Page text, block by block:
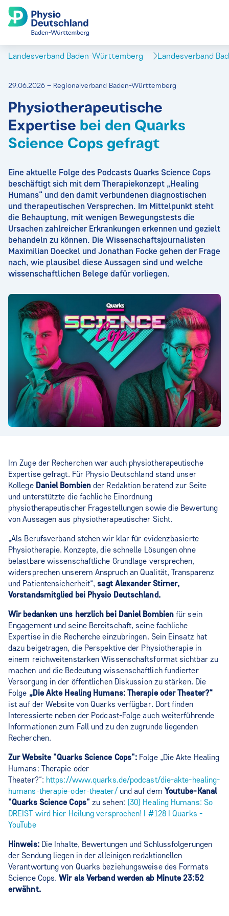
Landesverband Baden-Württemberg Landesverband
29.06.2026 – Regionalverband Baden-Württemberg
Physiotherapeutische
Expertise bei den Quarks
Science Cops gefragt
Eine aktuelle Folge des Podcasts Quarks Science Cops
beschäftigt sich mit dem Therapiekonzept „Healing
Humans“ und den damit verbundenen diagnostischen
und therapeutischen Versprechen. Im Mittelpunkt steht
die Behauptung, mit wenigen Bewegungstests die
Ursachen zahlreicher Erkrankungen erkennen und gezielt
behandeln zu können. Die Wissenschaftsjournalisten
Maximilian Doeckel und Jonathan Focke gehen der Frage
nach, wie plausibel diese Aussagen sind und welche
wissenschaftlichen Belege dafür vorliegen.
Im Zuge der Recherchen war auch physiotherapeutische
Expertise gefragt. Für Physio Deutschland stand unser
Kollege Daniel Bombien der Redaktion beratend zur Seite
und unterstützte die fachliche Einordnung
physiotherapeutischer Fragestellungen sowie die Bewertung
von Aussagen aus physiotherapeutischer Sicht.
„Als Berufsverband stehen wir klar für evidenzbasierte
Physiotherapie. Konzepte, die schnelle Lösungen ohne
belastbare wissenschaftliche Grundlage versprechen,
widersprechen unserem Anspruch an Qualität, Transparenz
und Patientensicherheit“,sagt Alexander Stirner,
Vorstandsmitglied bei Physio Deutschland.
Wir bedanken uns herzlich bei Daniel Bombienfür sein
Engagement und seine Bereitschaft, seine fachliche
Expertise in die Recherche einzubringen. Sein Einsatz hat
dazu beigetragen, die Perspektive der Physiotherapie in
einem reichweitenstarken Wissenschaftsformat sichtbar zu
machen und die Bedeutung wissenschaftlich fundierter
Versorgung in der öffentlichen Diskussion zu stärken. Die
Folge „Die Akte Healing Humans: Therapie oder Theater?“
ist auf der Website von Quarks verfügbar. Dort finden
Interessierte neben der Podcast-Folge auch weiterführende
Informationen zum Fall und zu den zugrunde liegenden
Recherchen.
Zur Website "Quarks Science Cops": Folge „Die Akte Healing
Humans: Therapie oder
Theater?“: https://www.quarks.de/podcast/die-akte-healing-
humans-therapie-oder-theater/und auf dem Youtube-Kanal
"Quarks Science Cops" zu sehen: (30) Healing Humans: So
DREIST wird hier Heilung versprochen! I #128 I Quarks -
YouTube
Hinweis:Die Inhalte, Bewertungen und Schlussfolgerungen
der Sendung liegen in der alleinigen redaktionellen
Verantwortung von Quarks beziehungsweise des Formats
Science Cops.Wir als Verband werden ab Minute 23:52
erwähnt.